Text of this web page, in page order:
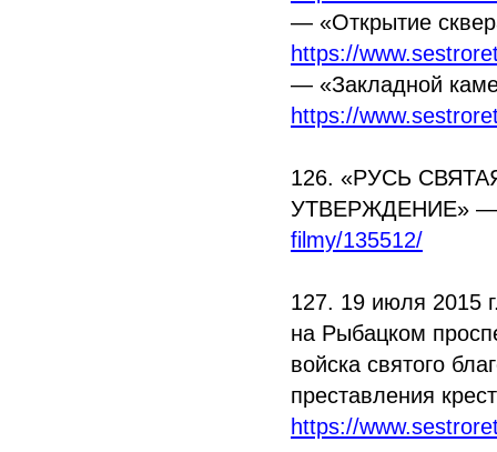
— «Открытие
https://
— «Закладной
https://
126. «РУСЬ
УТВЕРЖДЕНИЕ»
filmy/135512/
127. 19 июля 2015
на Рыбацком
войска святого
преставления
https://